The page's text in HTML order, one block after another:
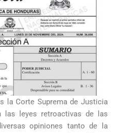
la Corte Suprema de Justicia
las leyes retroactivas de las
opiniones tanto de la